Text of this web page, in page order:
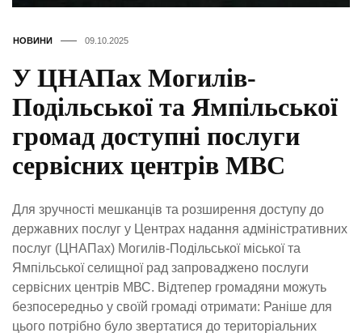
НОВИНИ 09.10.2025
У ЦНАПах Могилів-
Подільської та Ямпільської
громад доступні послуги
сервісних центрів МВС
Для зручності мешканців та розширення доступу до
державних послуг у Центрах надання адміністративних
послуг (ЦНАПах) Могилів-Подільської міської та
Ямпільської селищної рад запроваджено послуги
сервісних центрів МВС. Відтепер громадяни можуть
безпосередньо у своїй громаді отримати: Раніше для
цього потрібно було звертатися до територіальних